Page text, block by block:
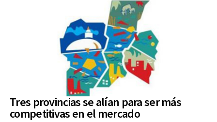
Tres provincias se alían para ser más
competitivas en el mercado